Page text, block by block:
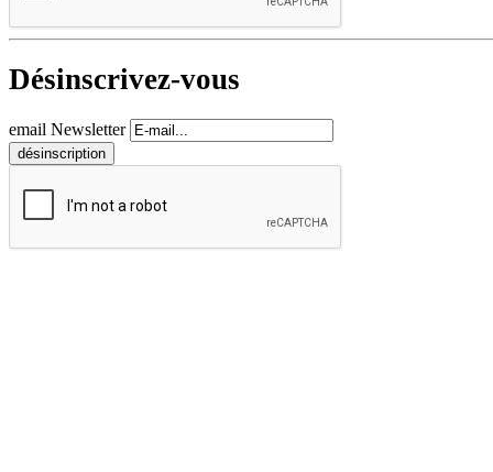
Désinscrivez-vous
email Newsletter